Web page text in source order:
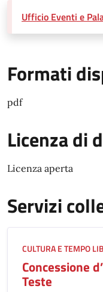
Ufficio Eventi e
Formati
pdf
Licenza di
Licenza aperta
Servizi
CULTURA E TEMPO
Concessione
Teste